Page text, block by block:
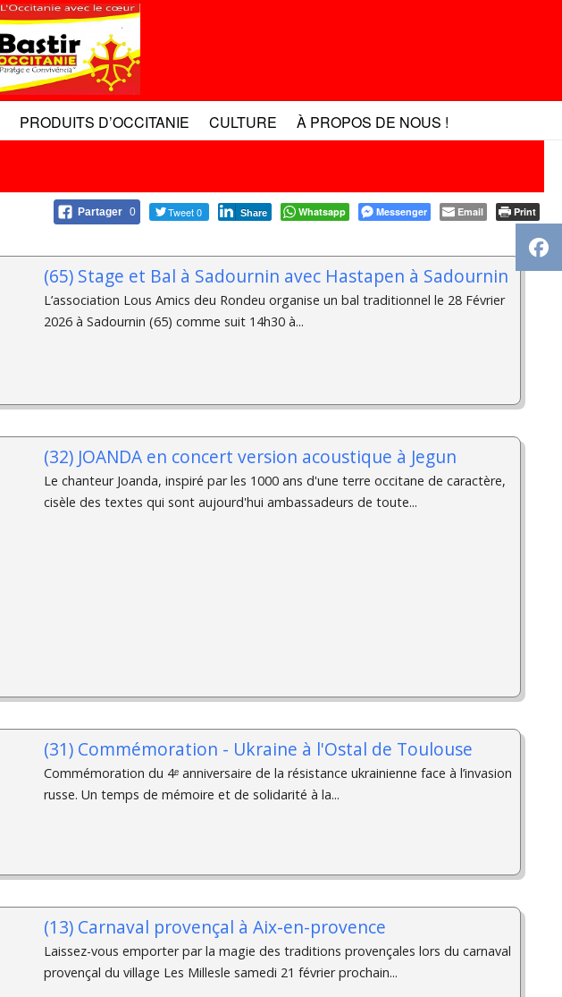
PRODUITS D’OCCITANIE CULTURE À PROPOS DE NOUS !
Partager 0 Tweet 0 Share Whatsapp Messenger Email Print
(65) Stage et Bal à Sadournin avec Hastapen à Sadournin
L’association Lous Amics deu Rondeu organise un bal traditionnel le 28 Février
2026 à Sadournin (65) comme suit 14h30 à...
(32) JOANDA en concert version acoustique à Jegun
Le chanteur Joanda, inspiré par les 1000 ans d'une terre occitane de caractère,
cisèle des textes qui sont aujourd'hui ambassadeurs de toute...
(31) Commémoration - Ukraine à l'Ostal de Toulouse
Commémoration du 4ᵉ anniversaire de la résistance ukrainienne face à l’invasion
russe. Un temps de mémoire et de solidarité à la...
(13) Carnaval provençal à Aix-en-provence
Laissez-vous emporter par la magie des traditions provençales lors du carnaval
provençal du village Les Millesle samedi 21 février prochain...